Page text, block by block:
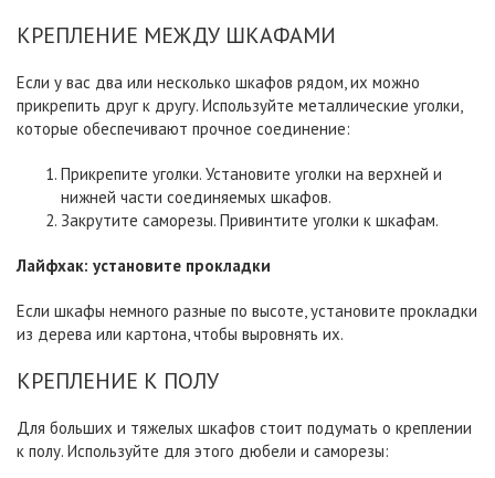
КРЕПЛЕНИЕ МЕЖДУ ШКАФАМИ
Если у вас два или несколько шкафов рядом, их можно
прикрепить друг к другу. Используйте металлические уголки,
которые обеспечивают прочное соединение:
Прикрепите уголки. Установите уголки на верхней и
нижней части соединяемых шкафов.
Закрутите саморезы. Привинтите уголки к шкафам.
Лайфхак: установите прокладки
Если шкафы немного разные по высоте, установите прокладки
из дерева или картона, чтобы выровнять их.
КРЕПЛЕНИЕ К ПОЛУ
Для больших и тяжелых шкафов стоит подумать о креплении
к полу. Используйте для этого дюбели и саморезы: